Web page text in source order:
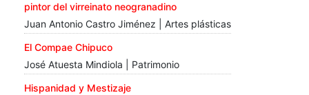
pintor del virreinato neogranadino
Juan Antonio Castro Jiménez | Artes plásticas
El Compae Chipuco
José Atuesta Mindiola | Patrimonio
Hispanidad y Mestizaje